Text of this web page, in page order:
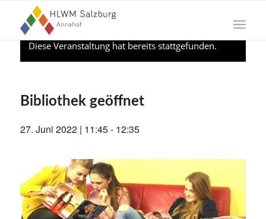
Diese Veranstaltung hat bereits stattgefunden.
Bibliothek geöffnet
27. Juni 2022 | 11:45- 12:35